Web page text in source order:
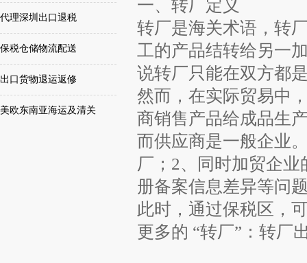
代理深圳出口退税
保税仓储物流配送
出口货物退运返修
美欧东南亚海运及清关
一、转厂定义
转厂是海关术语，转
工的产品结转给另一
说转厂只能在双方都
然而，在实际贸易中
商销售产品给成品生
而供应商是一般企业
厂；2、同时加贸企
册备案信息差异等问
此时，通过保税区，
更多的 “转厂”：转厂